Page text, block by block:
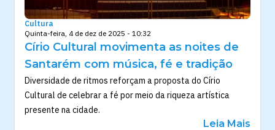
Cultura
Quinta-feira, 4 de dez de 2025 - 10:32
Círio Cultural movimenta as noites de
Santarém com música, fé e tradição
Diversidade de ritmos reforçam a proposta do Círio
Cultural de celebrar a fé por meio da riqueza artística
presente na cidade.
Leia Mais